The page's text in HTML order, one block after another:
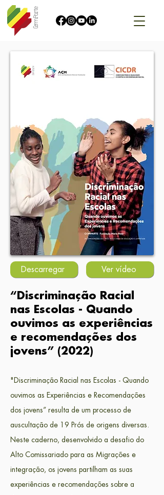
Descarregar Ver vídeo
“Discriminação Racial
nas Escolas - Quando
ouvimos as experiências
e recomendações dos
jovens” (2022)
" Discriminação Racial nas Escolas - Quando
ouvimos as Experiências e Recomendações
dos jovens” resulta de um processo de
auscultação de 19 Prós de origens diversas.
Neste caderno, desenvolvido a desafio do
Alto Comissariado para as Migrações e
integração, os jovens partilham as suas
experiências e recomendações sobre a